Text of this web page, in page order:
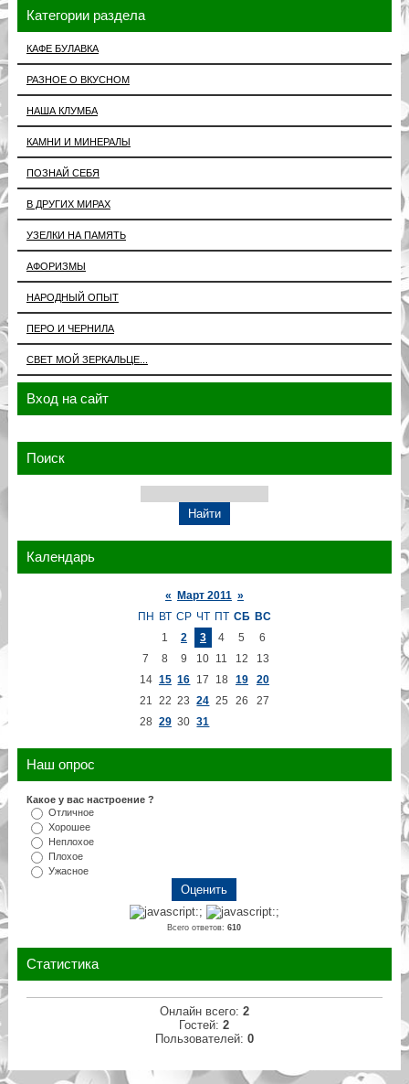
Категории раздела
КАФЕ БУЛАВКА
РАЗНОЕ О ВКУСНОМ
НАША КЛУМБА
КАМНИ И МИНЕРАЛЫ
ПОЗНАЙ СЕБЯ
В ДРУГИХ МИРАХ
УЗЕЛКИ НА ПАМЯТЬ
АФОРИЗМЫ
НАРОДНЫЙ ОПЫТ
ПЕРО И ЧЕРНИЛА
СВЕТ МОЙ ЗЕРКАЛЬЦЕ...
Вход на сайт
Поиск
Календарь
« Март 2011 »
ПН ВТ СР ЧТ ПТ СБ ВС
1
2 3 4 5
6
7
8 9 10 11 12
13
14 15 16 17 18 19
20
21
22 23 24 25 26
27
28 29 30 31
Наш опрос
Какое у вас настроение ?
Отличное
Хорошее
Неплохое
Плохое
Ужасное
Всего ответов:610
Статистика
Онлайн всего: 2
Гостей:2
Пользователей: 0